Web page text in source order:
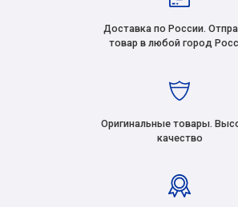
Доставка по России.
товар в любой город
Оригинальные товары.
качество